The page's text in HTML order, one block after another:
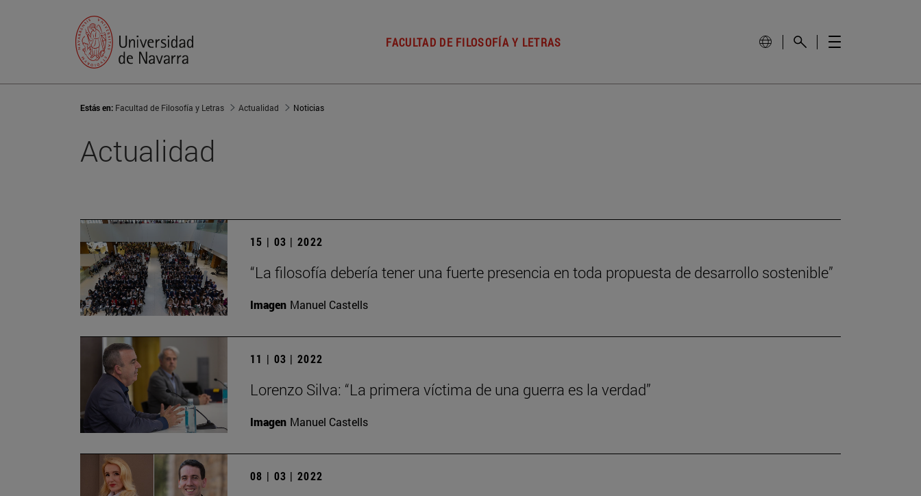
FACULTAD DE FILOSOFÍA Y LETRAS
Estás en: Facultad de Filosofía y Letras Actualidad Noticias
Actualidad
15 | 03 | 2022
“La filosofía debería tener una fuerte presencia en toda propuesta de desarrollo sostenible”
Imagen Manuel Castells
11 | 03 | 2022
Lorenzo Silva: “La primera víctima de una guerra es la verdad”
Imagen Manuel Castells
08 | 03 | 2022